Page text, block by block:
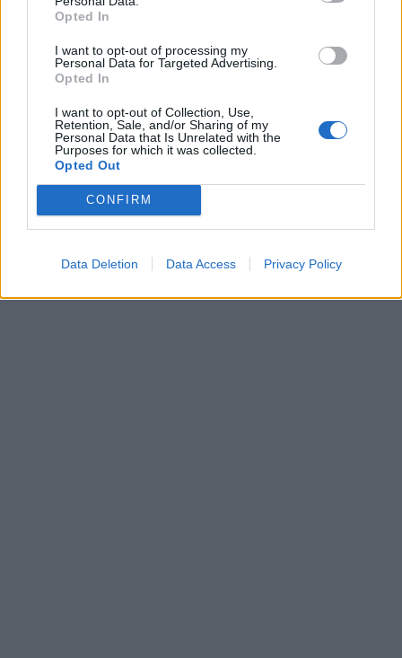
Opted In
I want to opt-out of processing my
Personal Data for Targeted Advertising.
Opted In
I want to opt-out of Collection, Use,
Retention, Sale, and/or Sharing of my
Personal Data that Is Unrelated with the
Purposes for which it was collected.
Opted Out
CONFIRM
Data Deletion Data Access Privacy Policy